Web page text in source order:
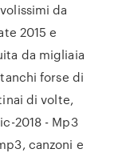
da
2015 e
da migliaia
forse di
di volte,
2018 - Mp3
canzoni e